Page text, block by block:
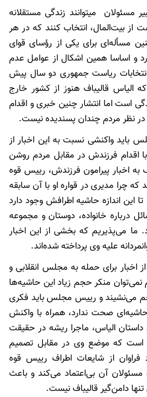
مسئولان میتوانند زندگی مستقلانه
از بیت‌المال، انتخاب کنند که در هر
مسأله‌ای برای یکی از رؤسای قوای
و اساسا همین اشکال از عوامل عدم
ریاست جمهوری دو سال پیش
قالیباف هنوز از کشور خارج
است اما انتشار چنین خبری و اقدام
در نظر مردم چندان پسندیده نیست.
باید واکنشی نسبت به این اخبار از
اقدام فرزندش در مقابل مردم روشن
به اخبار پیرامون فرزندش، رییس قوه
که چرا مدیری در قواره او با آن سابقه
این اندازه حاشیه اطرافش وجود دارد
درباره خانواده، دوستان و مجموعه
می‌پذیریم که بخشی از این اخبار
علیه وی پرداخته شده‌اند.
اخبار برای حمله به مجلس انقلابی و
منکر حجم زیاد این حاشیه‌ها
می‌نشیند و رییس مجلس باید فکری
صحت ندارد، همراه با واکنش
داستان الیاس، ماجرا ریشه در حقیقت
است که موضع وی در مقابل تصمیم
از شایعات اطراف رییس قوه
آن بی‌اعتماد می‌کند و باعث
دامن‌گیر قالیباف نیست.